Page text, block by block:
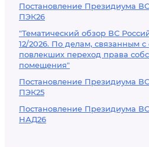
Постановление Президиума
ПЭК26
"Тематический обзор ВС
12/2026. По делам, связанным
повлекших переход права
помещения"
Постановление Президиума
ПЭК25
Постановление Президиума
НАД26